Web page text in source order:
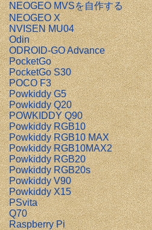
NEOGEO MVSを自作する
NEOGEO X
NVISEN MU04
Odin
ODROID-GO Advance
PocketGo
PocketGo S30
POCO F3
Powkiddy G5
Powkiddy Q20
POWKIDDY Q90
Powkiddy RGB10
Powkiddy RGB10 MAX
Powkiddy RGB10MAX2
Powkiddy RGB20
Powkiddy RGB20s
Powkiddy V90
Powkiddy X15
PSvita
Q70
Raspberry Pi